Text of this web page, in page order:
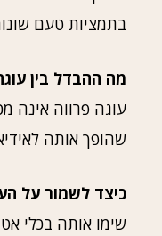
בתמציות טעם
מה ההבדל בין
עוגה פרווה אינה
שהופך אותה
כיצד לשמור על
שימו אותה בכלי